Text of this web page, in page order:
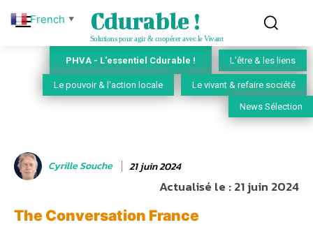
Cdurable !
Solutions pour agir & coopérer avec le Vivant
PHVA - L'essentiel Cdurable ! L'être & les liens
Le pouvoir & l'action locale Le vivant & refaire société
News Sélection
Cyrille Souche 21 juin 2024
Actualisé le :21 juin 2024
The Conversation France
French ▼